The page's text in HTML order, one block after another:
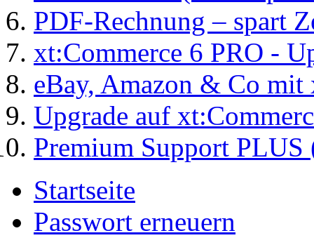
PDF-Rechnung – spart
xt:Commerce 6 PRO -
eBay, Amazon & Co
Upgrade auf
Premium Support
Startseite
Passwort erneuern